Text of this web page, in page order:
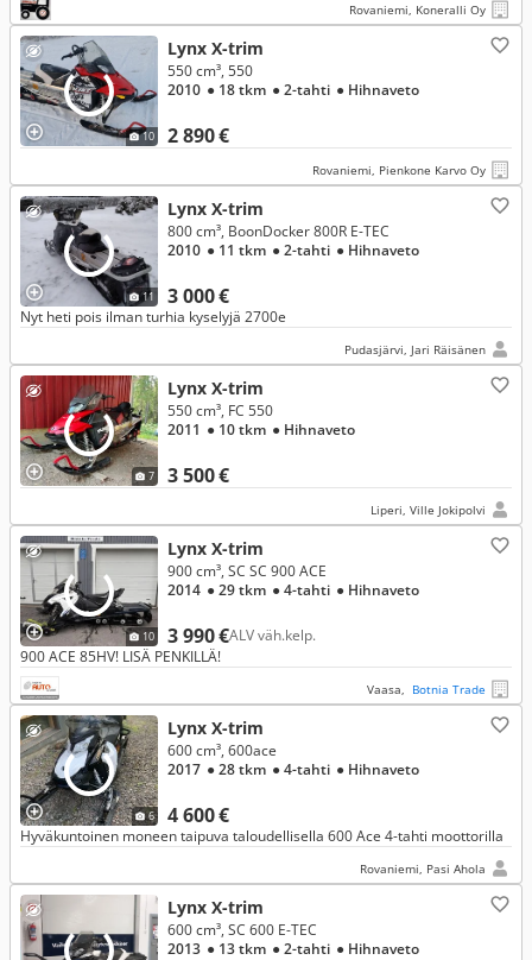
Rovaniemi, Koneralli Oy
10
Lynx X-trim
2 890 €
550 cm³, 550
2010 ● 18 tkm ● 2-tahti ● Hihnaveto
Rovaniemi, Pienkone Karvo Oy
11
Lynx X-trim
3 000 €
800 cm³, BoonDocker 800R E-TEC
2010 ● 11 tkm ● 2-tahti ● Hihnaveto
Nyt heti pois ilman turhia kyselyjä 2700e
Pudasjärvi, Jari Räisänen
7
Lynx X-trim
3 500 €
550 cm³, FC 550
2011 ● 10 tkm ● Hihnaveto
Liperi, Ville Jokipolvi
10
Lynx X-trim
3 990 €ALV väh.kelp.
900 cm³, SC SC 900 ACE
2014 ● 29 tkm ● 4-tahti ● Hihnaveto
900 ACE 85HV! LISÄ PENKILLÄ!
Vaasa, Botnia Trade
6
Lynx X-trim
4 600 €
600 cm³, 600ace
2017 ● 28 tkm ● 4-tahti ● Hihnaveto
Hyväkuntoinen moneen taipuva taloudellisella 600 Ace 4-tahti moottorilla
Rovaniemi, Pasi Ahola
Lynx X-trim
600 cm³, SC 600 E-TEC
2013 ● 13 tkm ● 2-tahti ● Hihnaveto